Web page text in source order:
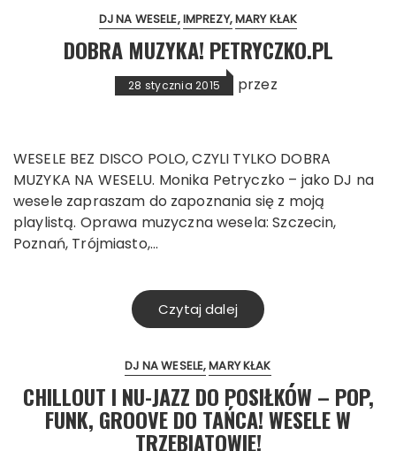
DJ NA WESELE IMPREZY MARY KŁAK
DOBRA MUZYKA! PETRYCZKO.PL
28 stycznia 2015 przez
WESELE BEZ DISCO POLO, CZYLI TYLKO DOBRA
MUZYKA NA WESELU. Monika Petryczko – jako DJ na
wesele zapraszam do zapoznania się z moją
playlistą. Oprawa muzyczna wesela: Szczecin,
Poznań, Trójmiasto,…
Czytaj dalej
DJ NA WESELE MARY KŁAK
CHILLOUT I NU-JAZZ DO POSIŁKÓW – POP,
FUNK, GROOVE DO TAŃCA! WESELE W
TRZEBIATOWIE!